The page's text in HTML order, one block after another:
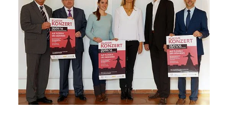
1 Jahr
Performance
Name:
staticfilecache
Zweck:
Für performante Seitenauslieferung wird in diesem Cookie
gespeichert, ob man eingeloggt ist.